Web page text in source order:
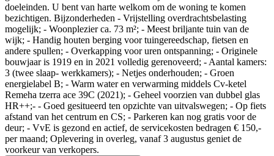
doeleinden. U bent van harte welkom om de woning te komen
bezichtigen. Bijzonderheden - Vrijstelling overdrachtsbelasting
mogelijk; - Woonplezier ca. 73 m²; - Meest briljante tuin van de
wijk; - Handig houten berging voor tuingereedschap, fietsen en
andere spullen; - Overkapping voor uren ontspanning; - Originele
bouwjaar is 1919 en in 2021 volledig gerenoveerd; - Aantal kamers:
3 (twee slaap- werkkamers); - Netjes onderhouden; - Groen
energielabel B; - Warm water en verwarming middels Cv-ketel
Remeha tzerra ace 39C (2021); - Geheel voorzien van dubbel glas
HR++;- - Goed gesitueerd ten opzichte van uitvalswegen; - Op fiets
afstand van het centrum en CS; - Parkeren kan nog gratis voor de
deur; - VvE is gezond en actief, de servicekosten bedragen € 150,-
per maand; Oplevering in overleg, vanaf 3 augustus geniet de
voorkeur van verkopers.